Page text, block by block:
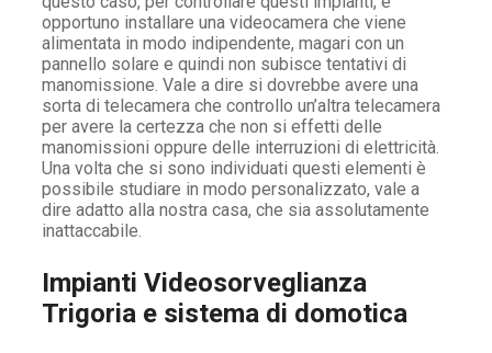
opportuno installare una videocamera che viene
alimentata in modo indipendente, magari con un
pannello solare e quindi non subisce tentativi di
manomissione. Vale a dire si dovrebbe avere una
sorta di telecamera che controllo un’altra telecamera
per avere la certezza che non si effetti delle
manomissioni oppure delle interruzioni di elettricità.
Una volta che si sono individuati questi elementi è
possibile studiare in modo personalizzato, vale a
dire adatto alla nostra casa, che sia assolutamente
inattaccabile.
Impianti Videosorveglianza
Trigoria e sistema di domotica